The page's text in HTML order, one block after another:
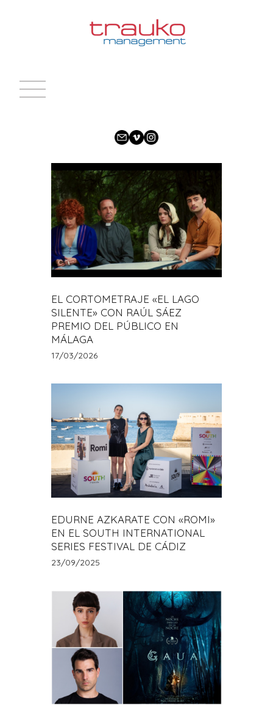
EL CORTOMETRAJE «EL LAGO
SILENTE» CON RAÚL SÁEZ
PREMIO DEL PÚBLICO EN
MÁLAGA
17/03/2026
EDURNE AZKARATE CON «ROMI»
EN EL SOUTH INTERNATIONAL
SERIES FESTIVAL DE CÁDIZ
23/09/2025